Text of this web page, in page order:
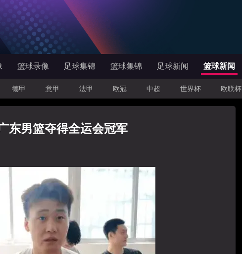
篮球录像 足球集锦 篮球集锦 足球新闻 篮球新闻
德甲 意甲 法甲 欧冠 中超 世界杯 欧联杯
东男篮夺得全运会冠军